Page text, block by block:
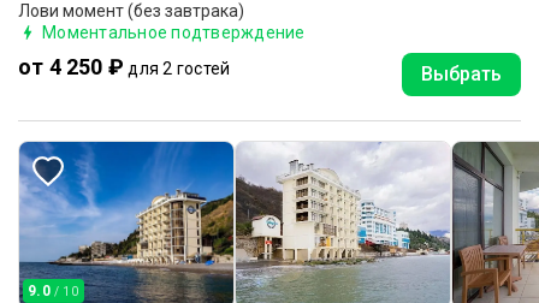
Лови момент (без завтрака)
Моментальное подтверждение
от 4 250 ₽ для 2 гостей Выбрать
9.0 / 10